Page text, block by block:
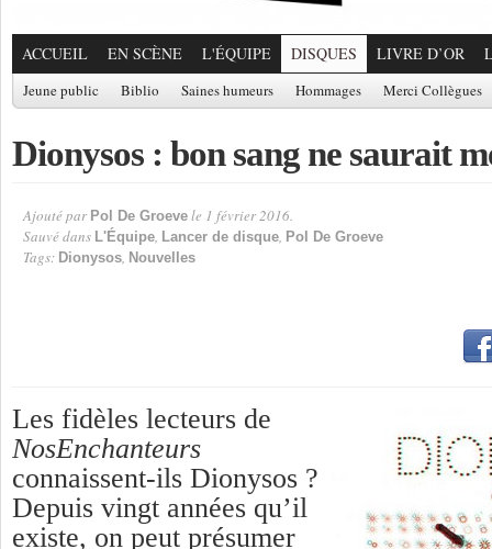
ACCUEIL EN SCÈNE L'ÉQUIPE DISQUES LIVRE D’OR
Jeune public Biblio Saines humeurs Hommages Merci Collègues
Dionysos : bon sang ne saurait
Ajouté par Pol De Groeve le 1 février 2016.
Sauvé dans L'Équipe, Lancer de disque, Pol De Groeve
Tags: Dionysos, Nouvelles
Les fidèles lecteurs de
NosEnchanteurs
connaissent-ils Dionysos ?
Depuis vingt années qu’il
existe, on peut présumer